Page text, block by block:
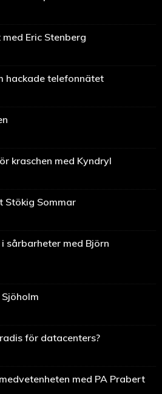
Eric Stenberg
hackade telefonnätet
kraschen med Kyndryl
Stökig Sommar
sårbarheter med Björn
för datacenters?
med PA Prabert